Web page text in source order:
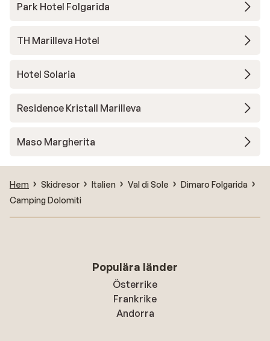
Park Hotel Folgarida
TH Marilleva Hotel
Hotel Solaria
Residence Kristall Marilleva
Maso Margherita
Hem Skidresor Italien Val di Sole
Dimaro Folgarida
Camping Dolomiti
Populära länder
Österrike
Frankrike
Andorra